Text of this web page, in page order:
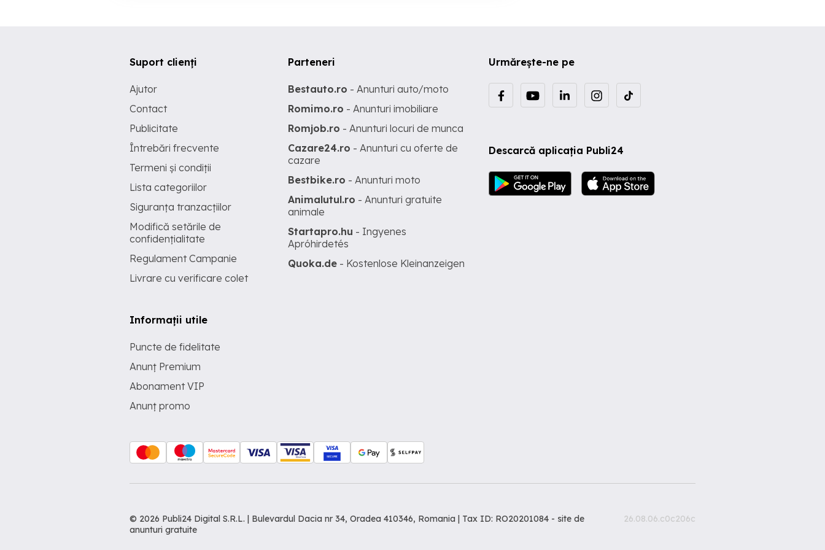
Urmărește-ne pe
Descarcă aplicația Publi24
Suport clienți
Ajutor
Contact
Publicitate
Întrebări frecvente
Termeni și condiții
Lista categoriilor
Siguranța tranzacțiilor
Modifică setările de
confidențialitate
Regulament Campanie
Livrare cu verificare colet
Informații utile
Puncte de fidelitate
Anunț Premium
Abonament VIP
Anunț promo
Parteneri
Bestauto.ro - Anunturi auto/moto
Romimo.ro - Anunturi imobiliare
Romjob.ro - Anunturi locuri de munca
Cazare24.ro - Anunturi cu oferte de
cazare
Bestbike.ro - Anunturi moto
Animalutul.ro - Anunturi gratuite
animale
Startapro.hu - Ingyenes
Apróhirdetés
Quoka.de - Kostenlose Kleinanzeigen
© 2026 Publi24 Digital S.R.L. | Bulevardul Dacia nr 34, Oradea 410346, Romania | Tax ID: RO20201084 - site de
anunturi gratuite
26.08.06.c0c206c